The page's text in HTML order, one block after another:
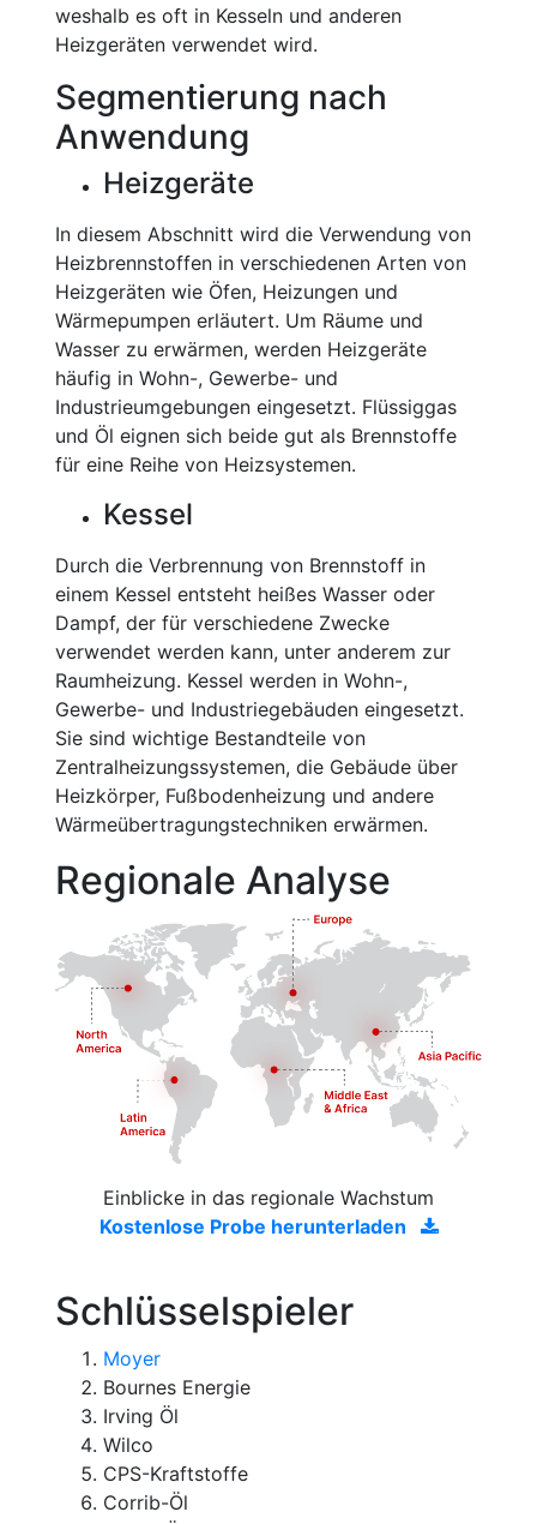
weshalb es oft in Kesseln und anderen
Heizgeräten verwendet wird.
Segmentierung nach
Anwendung
Heizgeräte
In diesem Abschnitt wird die Verwendung von
Heizbrennstoffen in verschiedenen Arten von
Heizgeräten wie Öfen, Heizungen und
Wärmepumpen erläutert. Um Räume und
Wasser zu erwärmen, werden Heizgeräte
häufig in Wohn-, Gewerbe- und
Industrieumgebungen eingesetzt. Flüssiggas
und Öl eignen sich beide gut als Brennstoffe
für eine Reihe von Heizsystemen.
Kessel
Durch die Verbrennung von Brennstoff in
einem Kessel entsteht heißes Wasser oder
Dampf, der für verschiedene Zwecke
verwendet werden kann, unter anderem zur
Raumheizung. Kessel werden in Wohn-,
Gewerbe- und Industriegebäuden eingesetzt.
Sie sind wichtige Bestandteile von
Zentralheizungssystemen, die Gebäude über
Heizkörper, Fußbodenheizung und andere
Wärmeübertragungstechniken erwärmen.
Regionale Analyse
Einblicke in das regionale Wachstum
Kostenlose Probe herunterladen
Schlüsselspieler
Moyer
Bournes Energie
Irving Öl
Wilco
CPS-Kraftstoffe
Corrib-Öl